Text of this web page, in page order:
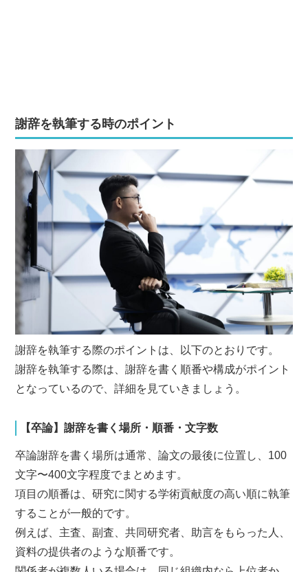
謝辞を執筆する時のポイント
謝辞を執筆する際のポイントは、以下のとおりです。
謝辞を執筆する際は、謝辞を書く順番や構成がポイント
となっているので、詳細を見ていきましょう。
【卒論】謝辞を書く場所・順番・文字数
卒論謝辞を書く場所は通常、論文の最後に位置し、100
文字〜400文字程度でまとめます。
項目の順番は、研究に関する学術貢献度の高い順に執筆
することが一般的です。
例えば、主査、副査、共同研究者、助言をもらった人、
資料の提供者のような順番です。